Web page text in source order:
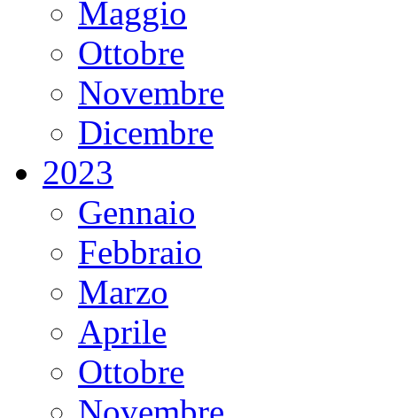
Maggio
Ottobre
Novembre
Dicembre
2023
Gennaio
Febbraio
Marzo
Aprile
Ottobre